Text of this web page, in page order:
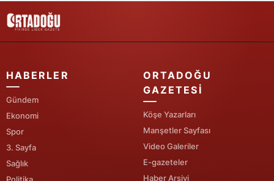
HABERLER
Gündem
Ekonomi
Spor
3. Sayfa
Sağlık
ORTADOĞU
GAZETESI
Köşe Yazarları
Manşetler Sayfası
Video Galeriler
E-gazeteler
Haber Arşivi